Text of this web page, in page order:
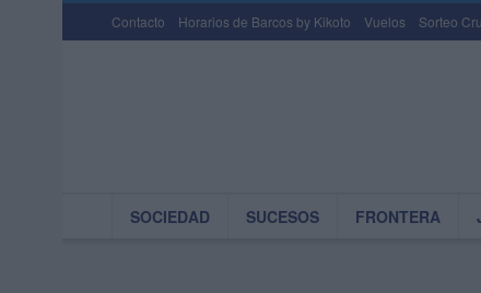
Contacto Horarios de Barcos by Kikoto Vuelos Sorteo
SOCIEDAD SUCESOS FRONTERA